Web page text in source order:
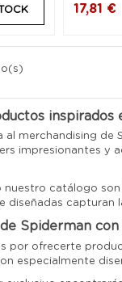
17,81 €
inspirados
al merchandising
impresionantes y
catálogo
diseñadas
Spiderman
por ofrecerte
especialmente